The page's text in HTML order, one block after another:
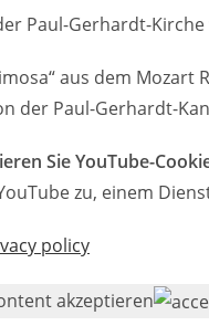
Paul-Gerhardt-
aus dem Mozart
der Paul-Gerhardt-
Sie YouTube-
zu, einem
policy
akzeptieren